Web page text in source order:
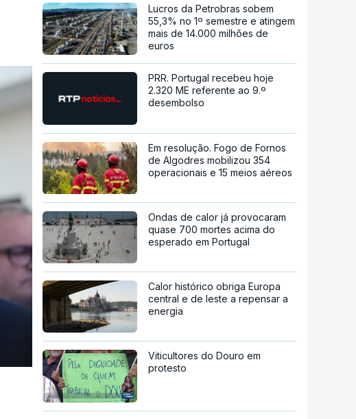
Lucros da Petrobras sobem
55,3% no 1º semestre e atingem
mais de 14.000 milhões de
euros
PRR. Portugal recebeu hoje
2.320 ME referente ao 9.º
desembolso
Em resolução. Fogo de Fornos
de Algodres mobilizou 354
operacionais e 15 meios aéreos
Ondas de calor já provocaram
quase 700 mortes acima do
esperado em Portugal
Calor histórico obriga Europa
central e de leste a repensar a
energia
Viticultores do Douro em
protesto